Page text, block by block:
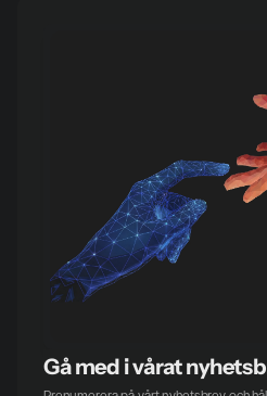
Gå med i vårat